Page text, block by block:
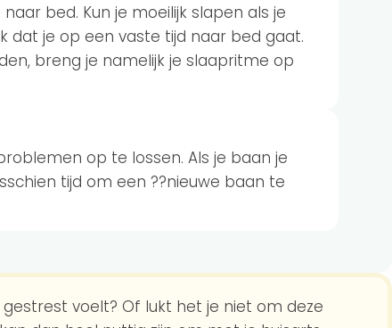
bed. Kun je moeilijk slapen als je
dat je op een vaste tijd naar bed gaat.
breng je namelijk je slaapritme op
op te lossen. Als je baan je
tijd om een ??nieuwe baan te
voelt? Of lukt het je niet om deze